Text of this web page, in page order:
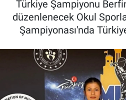
Türkiye Şampiyonu
düzenlenecek Okul
Şampiyonası'nda
Gündem
Asayiş
Sağlık
Özel Haber
Tüm Manşetler
Son Dakika Haberleri
Haber Arşivi